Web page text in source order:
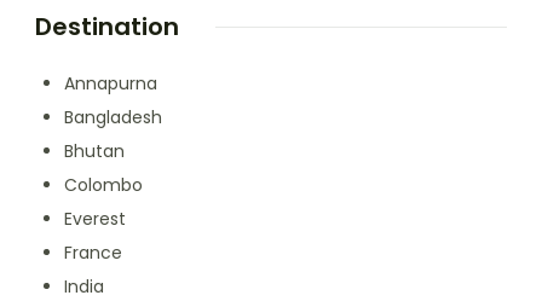
Destination
Annapurna
Bangladesh
Bhutan
Colombo
Everest
France
India